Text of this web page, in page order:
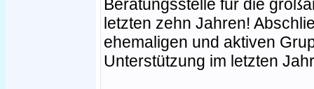
Beratungsstelle für die
letzten zehn Jahren!
ehemaligen und aktiven
Unterstützung im letzten